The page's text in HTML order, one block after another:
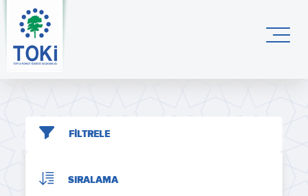
FİLTRELE
SIRALAMA